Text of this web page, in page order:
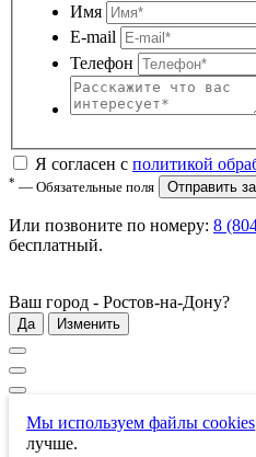
Имя
E-mail
Телефон
Я согласен с политикой
* — Обязательные поля Отправить
Или позвоните по номеру: 8
бесплатный.
Ваш город - Ростов-на-Дону?
Да Изменить
Мы используем файлы cookies
лучше.